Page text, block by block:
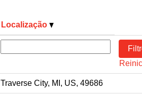
Localização
Traverse City, MI, US, 49686